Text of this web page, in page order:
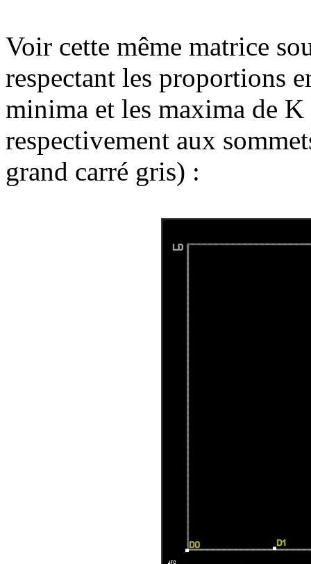
Voir cette même matrice
respectant les proportions
minima et les maxima de
respectivement aux
grand carré gris) :